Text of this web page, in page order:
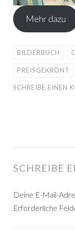
Mehr dazu
BILDERBUCH
PREISGEKRÖNT
SCHREIBE EINEN
SCHREIBE
Deine E-Mail-
Erforderliche